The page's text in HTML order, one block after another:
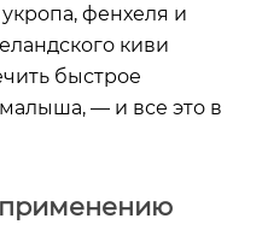
фенхеля и
киви
быстрое
— и все это в